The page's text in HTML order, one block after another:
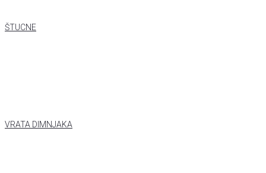
ŠTUCNE
VRATA DIMNJAKA